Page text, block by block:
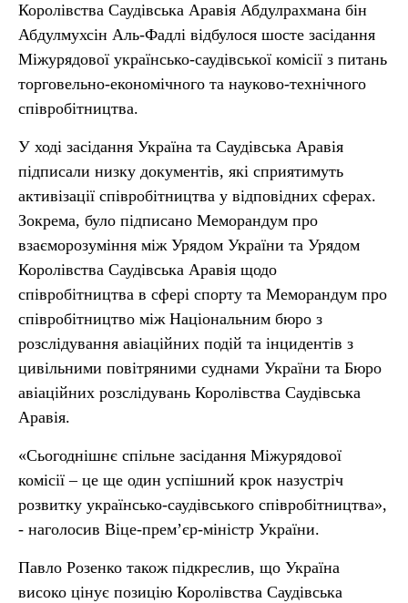
Королівства Саудівська Аравія Абдулрахмана бін
Абдулмухсін Аль-Фадлі відбулося шосте засідання
Міжурядової українсько-саудівської комісії з питань
торговельно-економічного та науково-технічного
співробітництва.
У ході засідання Україна та Саудівська Аравія
підписали низку документів, які сприятимуть
активізації співробітництва у відповідних сферах.
Зокрема, було підписано Меморандум про
взаєморозуміння між Урядом України та Урядом
Королівства Саудівська Аравія щодо
співробітництва в сфері спорту та Меморандум про
співробітництво між Національним бюро з
розслідування авіаційних подій та інцидентів з
цивільними повітряними суднами України та Бюро
авіаційних розслідувань Королівства Саудівська
Аравія.
«Сьогоднішнє спільне засідання Міжурядової
комісії – це ще один успішний крок назустріч
розвитку українсько-саудівського співробітництва»,
- наголосив Віце-прем’єр-міністр України.
Павло Розенко також підкреслив, що Україна
високо цінує позицію Королівства Саудівська